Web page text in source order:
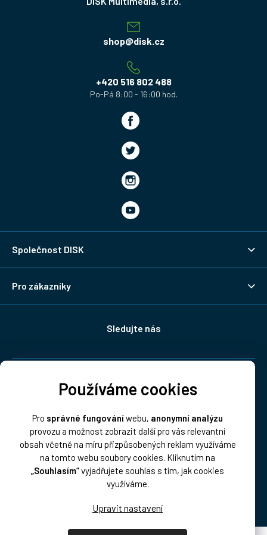
Používáme cookies
Pro správné fungováníwebu, anonymní analýzu
provozu a možnost zobrazit další pro vás relevantní
obsah včetně na míru přizpůsobených reklam využíváme
na tomto webu soubory cookies. Kliknutím na
„Souhlasím“vyjadřujete souhlas s tím, jak cookies
využíváme.
shop@disk.cz
+420 516 802 488
Společnost DISK
Pro zákazníky
Sledujte nás
Platba: